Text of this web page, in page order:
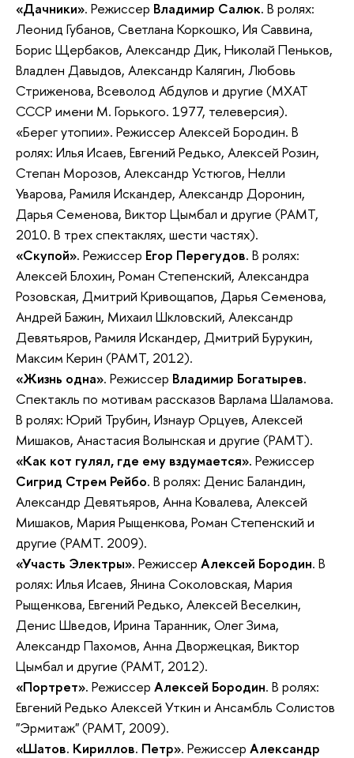
«Дачники». Режиссер Владимир Салюк. В ролях:
Леонид Губанов, Светлана Коркошко, Ия Саввина,
Борис Щербаков, Александр Дик, Николай Пеньков,
Владлен Давыдов, Александр Калягин, Любовь
Стриженова, Всеволод Абдулов и другие (МХАТ
СССР имени М. Горького. 1977, телеверсия).
«Берег утопии». Режиссер Алексей Бородин. В
ролях: Илья Исаев, Евгений Редько, Алексей Розин,
Степан Морозов, Александр Устюгов, Нелли
Уварова, Рамиля Искандер, Александр Доронин,
Дарья Семенова, Виктор Цымбал и другие (РАМТ,
2010. В трех спектаклях, шести частях).
«Скупой». Режиссер Егор Перегудов. В ролях:
Алексей Блохин, Роман Степенский, Александра
Розовская, Дмитрий Кривощапов, Дарья Семенова,
Андрей Бажин, Михаил Шкловский, Александр
Девятьяров, Рамиля Искандер, Дмитрий Бурукин,
Максим Керин (РАМТ, 2012).
«Жизнь одна». Режиссер Владимир Богатырев.
Спектакль по мотивам рассказов Варлама Шаламова.
В ролях: Юрий Трубин, Изнаур Орцуев, Алексей
Мишаков, Анастасия Волынская и другие (РАМТ).
«Как кот гулял, где ему вздумается». Режиссер
Сигрид Стрем Рейбо. В ролях: Денис Баландин,
Александр Девятьяров, Анна Ковалева, Алексей
Мишаков, Мария Рыщенкова, Роман Степенский и
другие (РАМТ. 2009).
«Участь Электры». Режиссер Алексей Бородин. В
ролях: Илья Исаев, Янина Соколовская, Мария
Рыщенкова, Евгений Редько, Алексей Веселкин,
Денис Шведов, Ирина Таранник, Олег Зима,
Александр Пахомов, Анна Дворжецкая, Виктор
Цымбал и другие (РАМТ, 2012).
«Портрет». Режиссер Алексей Бородин. В ролях:
Евгений Редько Алексей Уткин и Ансамбль Солистов
"Эрмитаж" (РАМТ, 2009).
«Шатов. Кириллов. Петр». Режиссер Александр